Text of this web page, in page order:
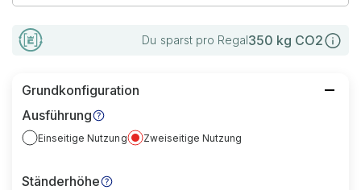
Du sparst pro Regal350 kg CO2
Grundkonfiguration
Ausführung
Einseitige Nutzung Zweiseitige Nutzung
Ständerhöhe